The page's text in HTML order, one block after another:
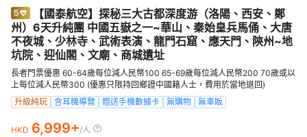
【國泰航空】探秘三大古都深度游（洛陽、西安、鄭
州）6天升純團 中國五嶽之一~華山、秦始皇兵馬俑、大唐
不夜城、少林寺、武術表演、龍門石窟、應天門、陝州~地
坑院、迎仙閣、文廟、商城遺址
長者門票優惠 60-64歲每位減人民幣100 65-69歲每位減人民幣200 70歲或以
上每位減人民幣300 (優惠只限持回鄉證中國籍人士，費用於當地退回)
升級純玩
含耳機導覽 贈送手機數據卡 無購物 無車販
HKD 6,999+/人